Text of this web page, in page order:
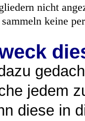
nicht
keine
jedem
diese in